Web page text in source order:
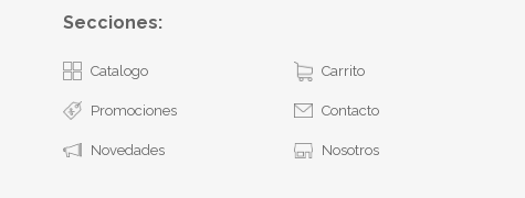
Secciones:
Catalogo
Promociones
Novedades
Carrito
Contacto
Nosotros